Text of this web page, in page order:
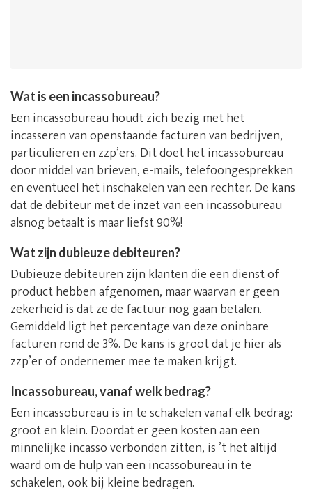
Wat is een incassobureau?
Een incassobureau houdt zich bezig met het
incasseren van openstaande facturen van bedrijven,
particulieren en zzp’ers. Dit doet het incassobureau
door middel van brieven, e-mails, telefoongesprekken
en eventueel het inschakelen van een rechter. De kans
dat de debiteur met de inzet van een incassobureau
alsnog betaalt is maar liefst 90%!
Wat zijn dubieuze debiteuren?
Dubieuze debiteuren zijn klanten die een dienst of
product hebben afgenomen, maar waarvan er geen
zekerheid is dat ze de factuur nog gaan betalen.
Gemiddeld ligt het percentage van deze oninbare
facturen rond de 3%. De kans is groot dat je hier als
zzp’er of ondernemer mee te maken krijgt.
Incassobureau, vanaf welk bedrag?
Een incassobureau is in te schakelen vanaf elk bedrag:
groot en klein. Doordat er geen kosten aan een
minnelijke incasso verbonden zitten, is ’t het altijd
waard om de hulp van een incassobureau in te
schakelen, ook bij kleine bedragen.